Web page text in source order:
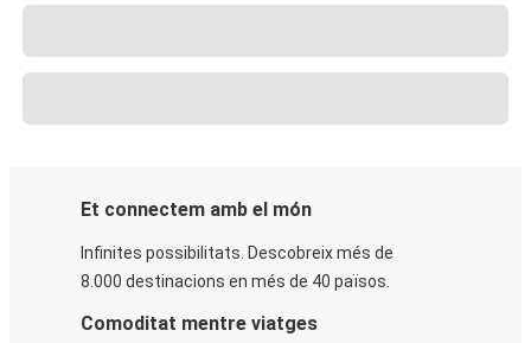
Et connectem amb el món
Infinites possibilitats. Descobreix més de
8.000 destinacions en més de 40 països.
Comoditat mentre viatges